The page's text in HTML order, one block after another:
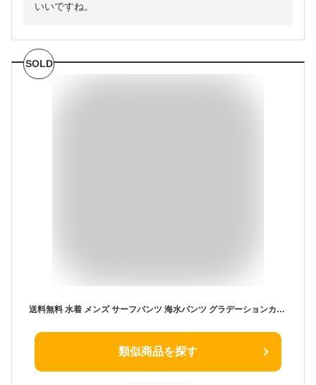
いいですね。
SOLD
送料無料 水着 メンズ サーフパンツ 海水パンツ グラデーションカラー ファスナーポケット付き 夏 全5色 M-LL MOSTSHOP ネコポス ゆうパケ
類似商品を探す